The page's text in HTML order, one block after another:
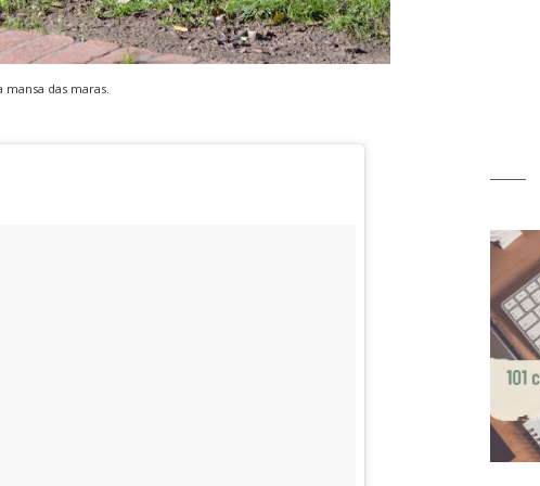
mansa das maras.